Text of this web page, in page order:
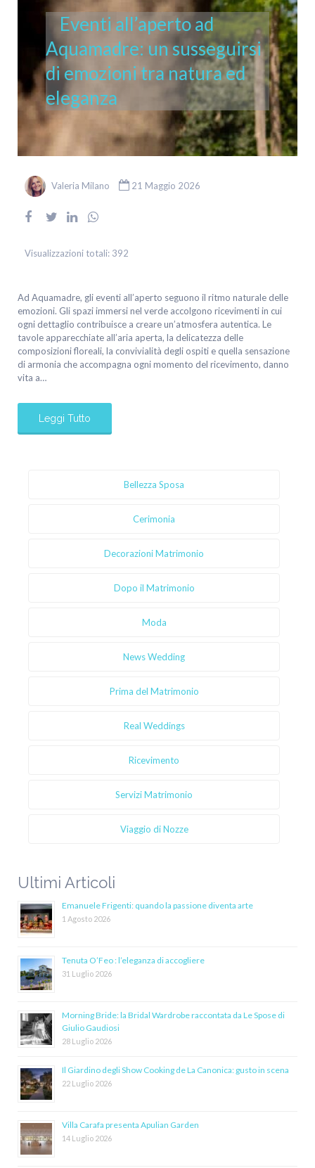
Eventi all’aperto ad
Aquamadre: un susseguirsi
di emozioni tra natura ed
eleganza
Valeria Milano 21 Maggio 2026
Visualizzazioni totali: 392
Ad Aquamadre, gli eventi all’aperto seguono il ritmo naturale delle
emozioni. Gli spazi immersi nel verde accolgono ricevimenti in cui
ogni dettaglio contribuisce a creare un’atmosfera autentica. Le
tavole apparecchiate all’aria aperta, la delicatezza delle
composizioni floreali, la convivialità degli ospiti e quella sensazione
di armonia che accompagna ogni momento del ricevimento, danno
vita a…
Leggi Tutto
Bellezza Sposa
Cerimonia
Decorazioni Matrimonio
Dopo il Matrimonio
Moda
News Wedding
Prima del Matrimonio
Real Weddings
Ricevimento
Servizi Matrimonio
Viaggio di Nozze
Ultimi Articoli
Emanuele Frigenti: quando la passione diventa arte
1 Agosto 2026
Tenuta O’Feo : l’eleganza di accogliere
31 Luglio 2026
Morning Bride: la Bridal Wardrobe raccontata da Le Spose di
Giulio Gaudiosi
28 Luglio 2026
Il Giardino degli Show Cooking de La Canonica: gusto in scena
22 Luglio 2026
Villa Carafa presenta Apulian Garden
14 Luglio 2026